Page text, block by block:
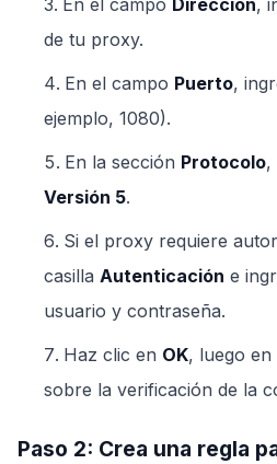
de tu proxy.
En el campo Puerto,
ejemplo, 1080).
En la sección Protocolo,
Versión 5.
Si el proxy requiere
casilla Autenticación e
usuario y contraseña.
Haz clic en OK, luego en
sobre la verificación de la
Paso 2: Crea una regla